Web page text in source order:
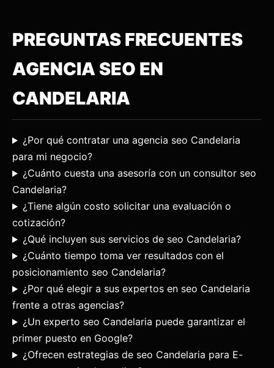
PREGUNTAS FRECUENTES
AGENCIA SEO EN
CANDELARIA
¿Por qué contratar una agencia seo Candelaria
para mi negocio?
¿Cuánto cuesta una asesoría con un consultor seo
Candelaria?
¿Tiene algún costo solicitar una evaluación o
cotización?
¿Qué incluyen sus servicios de seo Candelaria?
¿Cuánto tiempo toma ver resultados con el
posicionamiento seo Candelaria?
¿Por qué elegir a sus expertos en seo Candelaria
frente a otras agencias?
¿Un experto seo Candelaria puede garantizar el
primer puesto en Google?
¿Ofrecen estrategias de seo Candelaria para E-